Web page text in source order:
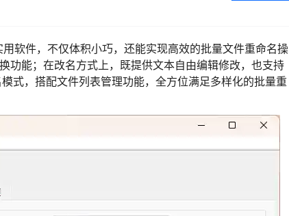
软件，不仅体积小巧，还能实现高效的批量文件重命名操
功能；在改名方式上，既提供文本自由编辑修改，也支持
式，搭配文件列表管理功能，全方位满足多样化的批量重